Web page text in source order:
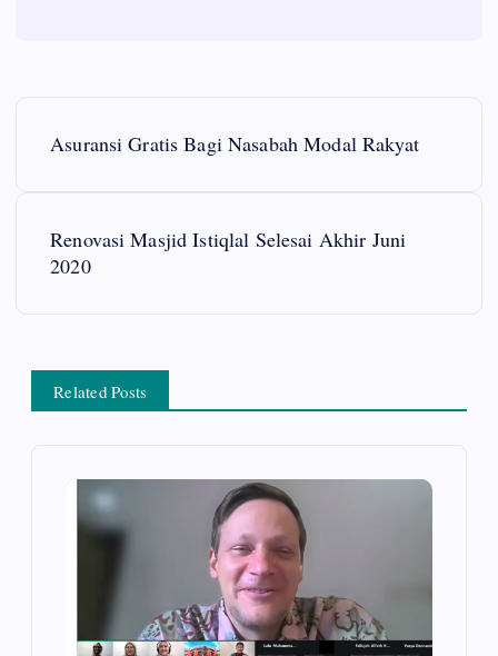
a
Asuransi Gratis Bagi Nasabah Modal Rakyat
Renovasi Masjid Istiqlal Selesai Akhir Juni
2020
Related Posts